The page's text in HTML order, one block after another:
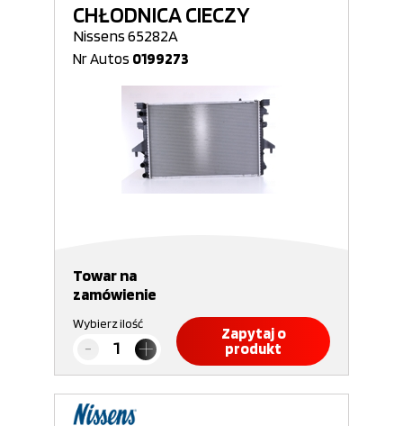
CHŁODNICA CIECZY
Nissens 65282A
Nr Autos 0199273
Towar na
zamówienie
Wybierz ilość
Zapytaj o
produkt